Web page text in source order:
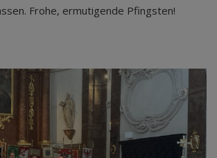
Frohe, ermutigende Pfingsten!